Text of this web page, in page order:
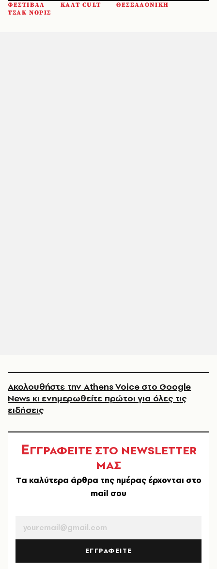
ΦΕΣΤΙΒΑΛ ΚΑΛΤ CULT
ΘΕΣΣΑΛΟΝΙΚΗ
ΤΣΑΚ ΝΟΡΙΣ
Ακολουθήστε την Athens Voice στο Google
News κι ενημερωθείτε πρώτοι για όλες τις
ειδήσεις
ΕΓΓΡΑΦΕΙΤΕ ΣΤΟ NEWSLETTER
ΜΑΣ
Tα καλύτερα άρθρα της ημέρας έρχονται στο
mail σου
ΕΓΓΡΑΦΕΙΤΕ